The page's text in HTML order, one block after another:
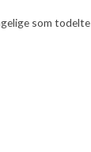
som todelte